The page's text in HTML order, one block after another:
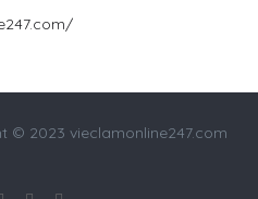
© 2023 vieclamonline247.com